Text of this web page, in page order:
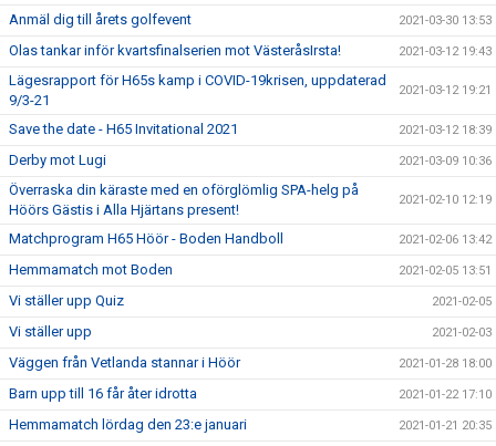
Anmäl dig till årets golfevent 2021-03-30 13:53
Olas tankar inför kvartsfinalserien mot VästeråsIrsta! 2021-03-12 19:43
Lägesrapport för H65s kamp i COVID-19krisen, uppdaterad
9/3-21
2021-03-12 19:21
Save the date - H65 Invitational 2021 2021-03-12 18:39
Derby mot Lugi 2021-03-09 10:36
Överraska din käraste med en oförglömlig SPA-helg på
Höörs Gästis i Alla Hjärtans present!
2021-02-10 12:19
Matchprogram H65 Höör - Boden Handboll 2021-02-06 13:42
Hemmamatch mot Boden 2021-02-05 13:51
Vi ställer upp Quiz 2021-02-05
Vi ställer upp 2021-02-03
Väggen från Vetlanda stannar i Höör 2021-01-28 18:00
Barn upp till 16 får åter idrotta 2021-01-22 17:10
Hemmamatch lördag den 23:e januari 2021-01-21 20:35